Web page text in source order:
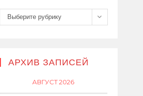
Рубрики
Выберите рубрику
АРХИВ ЗАПИСЕЙ
АВГУСТ 2026